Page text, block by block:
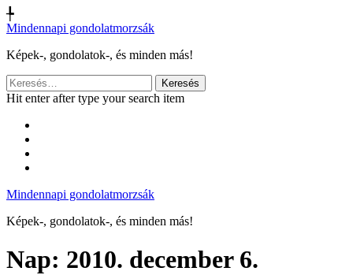
╄
Mindennapi gondolatmorzsák
Képek-, gondolatok-, és minden más!
Keresés:
Hit enter after type your search item
Mindennapi gondolatmorzsák
Képek-, gondolatok-, és minden más!
Nap: 2010. december 6.